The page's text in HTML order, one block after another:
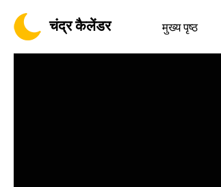
चंद्र कैलेंडर मुख्य पृष्ठ